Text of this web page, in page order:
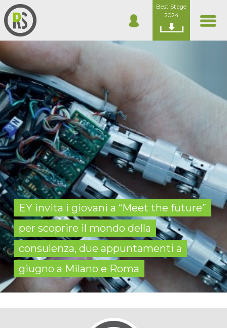
Best Stage
2024
EY invita i giovani a “Meet the future”
per scoprire il mondo della
consulenza, due appuntamenti a
giugno a Milano e Roma